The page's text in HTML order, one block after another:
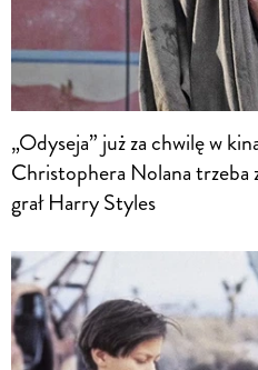
„Odyseja” już za chwilę w
Christophera Nolana trzeba
grał Harry Styles